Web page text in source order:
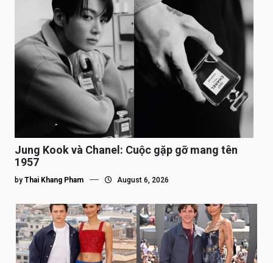
Jung Kook và Chanel: Cuộc gặp gỡ mang tên
1957
by Thai Khang Pham August 6, 2026